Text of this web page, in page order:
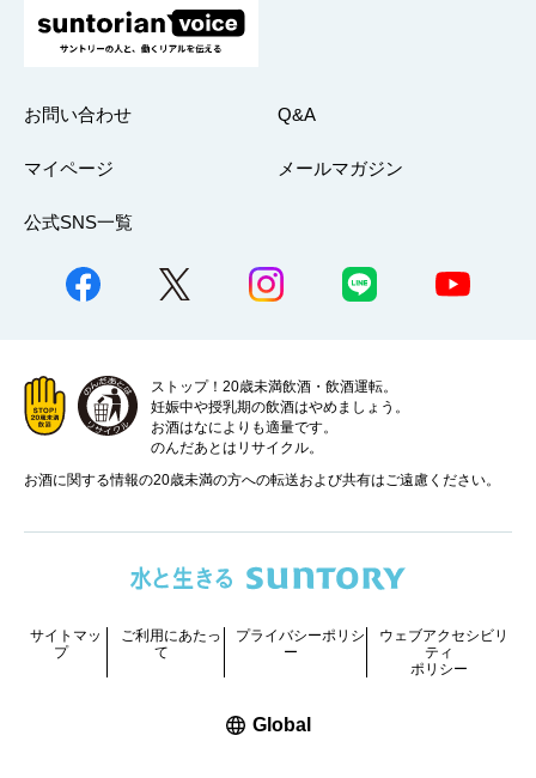
お問い合わせ Q&A
マイページ メールマガジン
公式SNS一覧
ストップ！20歳未満飲酒・飲酒運転。
妊娠中や授乳期の飲酒はやめましょう。
お酒はなによりも適量です。
のんだあとはリサイクル。
お酒に関する情報の20歳未満の方への転送および共有はご遠慮ください。
サイトマッ
プ
ご利用にあたっ
て
プライバシーポリシ
ー
ウェブアクセシビリ
ティ
ポリシー
Global新しいウィンドウで開く